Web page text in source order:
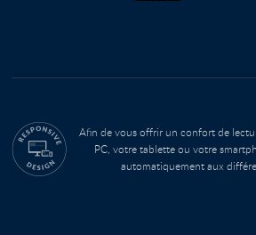
Afin de vous offrir un confort de
PC, votre tablette ou votre
automatiquement aux